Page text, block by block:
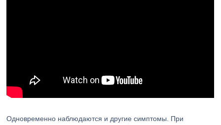
Одновременно наблюдаются и другие симптомы. При